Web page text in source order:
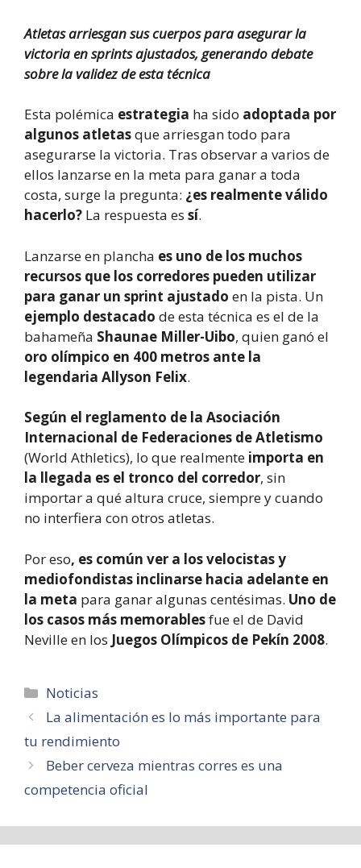
Atletas arriesgan sus cuerpos para asegurar la
victoria en sprints ajustados, generando debate
sobre la validez de esta técnica
Esta polémica estrategia ha sido adoptada por
algunos atletasque arriesgan todo para
asegurarse la victoria. Tras observar a varios de
ellos lanzarse en la meta para ganar a toda
costa, surge la pregunta: ¿es realmente válido
hacerlo? La respuesta es sí.
Lanzarse en plancha es uno de los muchos
recursos que los corredores pueden utilizar
para ganar un sprint ajustado en la pista. Un
ejemplo destacado de esta técnica es el de la
bahameña Shaunae Miller-Uibo, quien ganó el
oro olímpico en 400 metros ante la
legendaria Allyson Felix.
Según el reglamento de la Asociación
Internacional de Federaciones de Atletismo
(World Athletics), lo que realmente importa en
la llegada es el tronco del corredor, sin
importar a qué altura cruce, siempre y cuando
no interfiera con otros atletas.
Por eso, es común ver a los velocistas y
mediofondistas inclinarse hacia adelante en
la meta para ganar algunas centésimas. Uno de
los casos más memorablesfue el de David
Neville en los Juegos Olímpicos de Pekín 2008.
Categorías
Noticias
La alimentación es lo más importante para
tu rendimiento
Beber cerveza mientras corres es una
competencia oficial